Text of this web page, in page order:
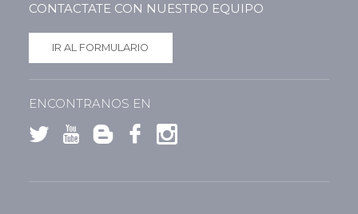
CONTACTATE CON NUESTRO EQUIPO
IR AL FORMULARIO
ENCONTRANOS EN